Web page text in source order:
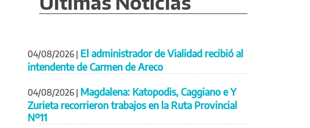
04/08/2026 | El administrador de Vialidad recibió al
intendente de Carmen de Areco
04/08/2026 | Magdalena: Katopodis, Caggiano e Y
Zurieta recorrieron trabajos en la Ruta Provincial
Nº11